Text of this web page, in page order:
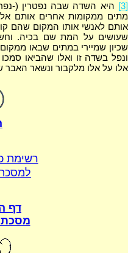
[3]
היא השדה שבה נפטרין (-
מתים ממקומות אחרים אותם
אותם לאנשי אותו המקום שהם
שעושים על המת שם בכיה.
שכיון שמיירי במתים שבאו
ונפל בשדה זו ואלו שהביאו
אלו על אלו מלקבור ונשאר האבר
רשימת
דף
מסכת